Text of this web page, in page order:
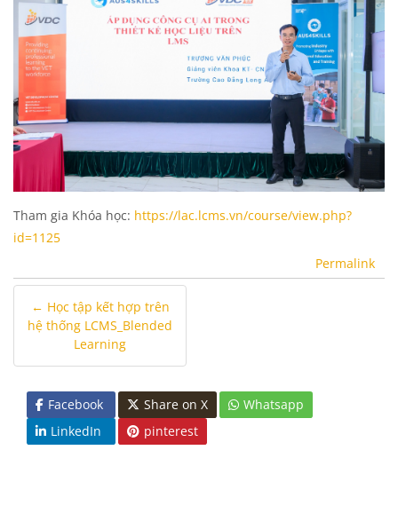
Tham gia Khóa học: https://lac.lcms.vn/course/view.php?
id=1125
Permalink
← Học tập kết hợp trên
hệ thống LCMS_Blended
Learning
Facebook Share on X
Whatsapp
LinkedIn
pinterest